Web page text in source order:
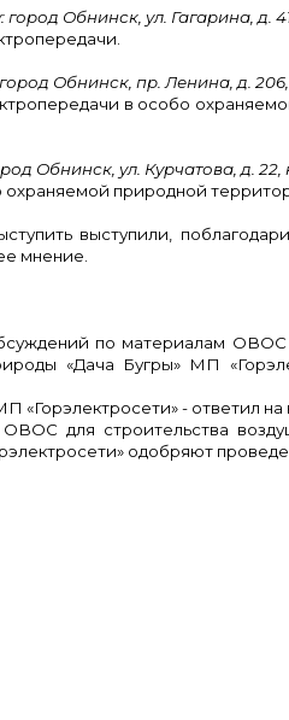
Обнинск, ул. Гагарина, д.
Обнинск, пр. Ленина, д. 206,
в особо
Обнинск, ул. Курчатова, д. 22,
природной
выступили,
мнение.
по материалам
«Дача Бугры» МП
- ответил на
для строительства
одобряют